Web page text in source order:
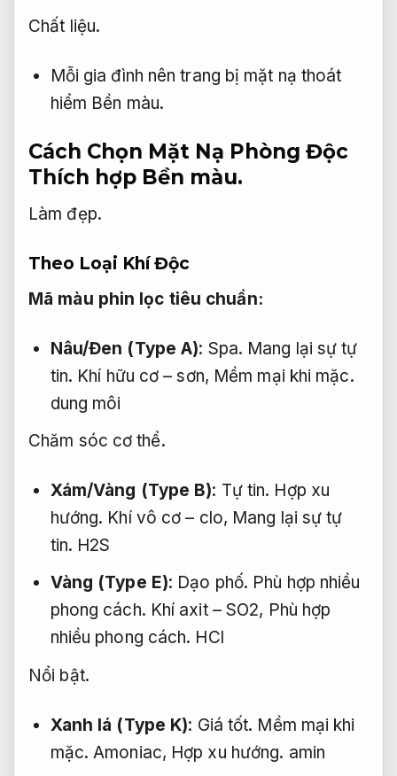
Chất liệu.
Mỗi gia đình nên trang bị mặt nạ thoát
hiểm Bền màu.
Cách Chọn Mặt Nạ Phòng Độc
Thích hợp Bền màu.
Làm đẹp.
Theo Loại Khí Độc
Mã màu phin lọc tiêu chuẩn:
Nâu/Đen (Type A): Spa. Mang lại sự tự
tin. Khí hữu cơ – sơn, Mềm mại khi mặc.
dung môi
Chăm sóc cơ thể.
Xám/Vàng (Type B): Tự tin. Hợp xu
hướng. Khí vô cơ – clo, Mang lại sự tự
tin. H2S
Vàng (Type E): Dạo phố. Phù hợp nhiều
phong cách. Khí axit – SO2, Phù hợp
nhiều phong cách. HCl
Nổi bật.
Xanh lá (Type K): Giá tốt. Mềm mại khi
mặc. Amoniac, Hợp xu hướng. amin